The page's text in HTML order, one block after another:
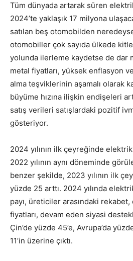
Tüm dünyada artarak süren
2024’te yaklaşık 17 milyona
satılan beş otomobilden
otomobiller çok sayıda ülkede
yolunda ilerleme kaydetse de dar
metal fiyatları, yüksek enflasyon
alma teşviklerinin aşamalı olarak
büyüme hızına ilişkin endişeleri
satış verileri satışlardaki pozitif
gösteriyor.
2024 yılının ilk çeyreğinde
2022 yılının aynı döneminde
benzer şekilde, 2023 yılının ilk
yüzde 25 arttı. 2024 yılında
payı, üreticiler arasındaki
fiyatları, devam eden siyasi
Çin’de yüzde 45’e, Avrupa’da
11’in üzerine çıktı.